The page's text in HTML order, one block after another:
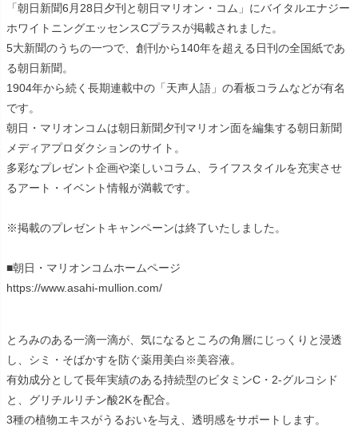
「朝日新聞6月28日夕刊と朝日マリオン・コム」にバイタルエナジー
ホワイトニングエッセンスCプラスが掲載されました。
5大新聞のうちの一つで、創刊から140年を超える日刊の全国紙であ
る朝日新聞。
1904年から続く長期連載中の「天声人語」の看板コラムなどが有名
です。
朝日・マリオンコムは朝日新聞夕刊マリオン面を編集する朝日新聞
メディアプロダクションのサイト。
多彩なプレゼント企画や楽しいコラム、ライフスタイルを充実させ
るアート・イベント情報が満載です。
※掲載のプレゼントキャンペーンは終了いたしました。
■朝日・マリオンコムホームページ
https://www.asahi-mullion.com/
とろみのある一滴一滴が、気になるところの角層にじっくりと浸透
し、シミ・そばかすを防ぐ薬用美白※美容液。
有効成分として長年実績のある持続型のビタミンC・2-グルコシド
と、グリチルリチン酸2Kを配合。
3種の植物エキスがうるおいを与え、透明感をサポートします。